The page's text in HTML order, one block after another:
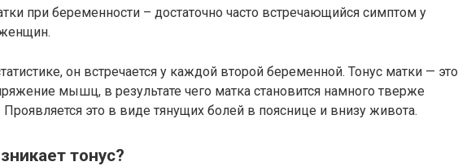
при беременности – достаточно часто встречающийся симптом у
он встречается у каждой второй беременной. Тонус матки — это
мышц, в результате чего матка становится намного тверже
это в виде тянущих болей в пояснице и внизу живота.
тонус?